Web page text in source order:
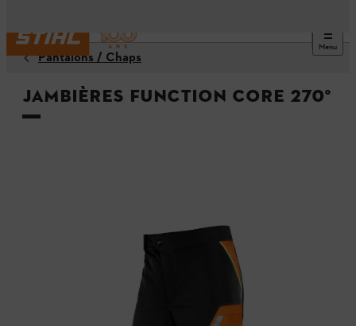
Menu
Pantalons / Chaps
Jambières FUNCTION Core 270°